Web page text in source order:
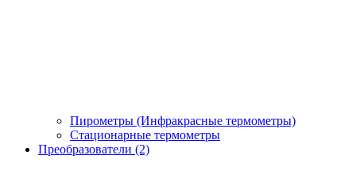
Пирометры (Инфракрасные термометры)
Стационарные термометры
Преобразователи (2)